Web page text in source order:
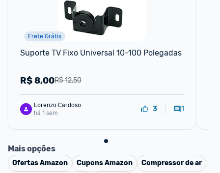
Frete Grátis
Suporte TV Fixo Universal 10-100 Polegadas
R$ 12,50
R$8,00
Lorenzo Cardoso
há 1 sem
3 1
Mais opções
OfertasAmazon CuponsAmazon
Compressor de ar